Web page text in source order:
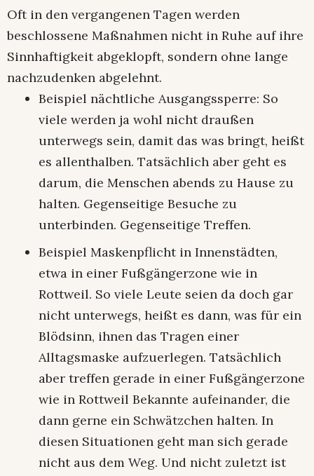
Oft in den vergangenen Tagen werden
beschlossene Maßnahmen nicht in Ruhe auf ihre
Sinnhaftigkeit abgeklopft, sondern ohne lange
nachzudenken abgelehnt.
Beispiel nächtliche Ausgangssperre: So
viele werden ja wohl nicht draußen
unterwegs sein, damit das was bringt, heißt
es allenthalben. Tatsächlich aber geht es
darum, die Menschen abends zu Hause zu
halten. Gegenseitige Besuche zu
unterbinden. Gegenseitige Treffen.
Beispiel Maskenpflicht in Innenstädten,
etwa in einer Fußgängerzone wie in
Rottweil. So viele Leute seien da doch gar
nicht unterwegs, heißt es dann, was für ein
Blödsinn, ihnen das Tragen einer
Alltagsmaske aufzuerlegen. Tatsächlich
aber treffen gerade in einer Fußgängerzone
wie in Rottweil Bekannte aufeinander, die
dann gerne ein Schwätzchen halten. In
diesen Situationen geht man sich gerade
nicht aus dem Weg. Und nicht zuletzt ist